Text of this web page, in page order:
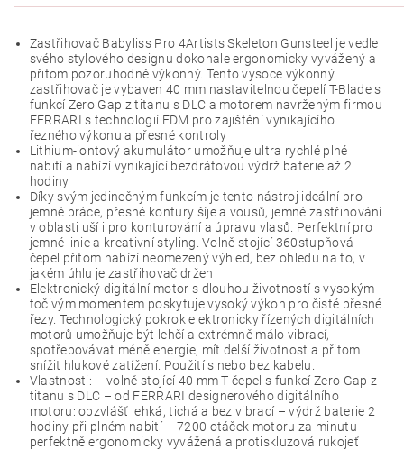
Zastřihovač Babyliss Pro 4Artists Skeleton Gunsteel je vedle
svého stylového designu dokonale ergonomicky vyvážený a
přitom pozoruhodně výkonný. Tento vysoce výkonný
zastřihovač je vybaven 40 mm nastavitelnou čepelí T-Blade s
funkcí Zero Gap z titanu s DLC a motorem navrženým firmou
FERRARI s technologií EDM pro zajištění vynikajícího
řezného výkonu a přesné kontroly
Lithium-iontový akumulátor umožňuje ultra rychlé plné
nabití a nabízí vynikající bezdrátovou výdrž baterie až 2
hodiny
Díky svým jedinečným funkcím je tento nástroj ideální pro
jemné práce, přesné kontury šíje a vousů, jemné zastřihování
v oblasti uší i pro konturování a úpravu vlasů. Perfektní pro
jemné linie a kreativní styling. Volně stojící 360stupňová
čepel přitom nabízí neomezený výhled, bez ohledu na to, v
jakém úhlu je zastřihovač držen
Elektronický digitální motor s dlouhou životností s vysokým
točivým momentem poskytuje vysoký výkon pro čisté přesné
řezy. Technologický pokrok elektronicky řízených digitálních
motorů umožňuje být lehčí a extrémně málo vibrací,
spotřebovávat méně energie, mít delší životnost a přitom
snížit hlukové zatížení. Použití s nebo bez kabelu.
Vlastnosti: – volně stojící 40 mm T čepel s funkcí Zero Gap z
titanu s DLC – od FERRARI designerového digitálního
motoru: obzvlášť lehká, tichá a bez vibrací – výdrž baterie 2
hodiny při plném nabití – 7200 otáček motoru za minutu –
perfektně ergonomicky vyvážená a protiskluzová rukojeť